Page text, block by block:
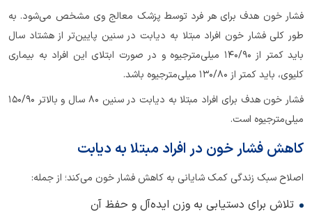
فشار خون هدف برای هر فرد توسط پزشک معالج وی مشخص می‌شود. به
طور کلی فشار خون افراد مبتلا به دیابت در سنین پایین‌تر از هشتاد سال
باید کمتر از 140/90 میلی‌مترجیوه و در صورت ابتلای این افراد به بیماری
کلیوی، باید کمتر از 130/80 میلی‌مترجیوه باشد.
فشار خون هدف برای افراد مبتلا به دیابت در سنین 80 سال و بالاتر 150/90
میلی‌مترجیوه است.
کاهش فشار خون در افراد مبتلا به دیابت
اصلاح سبک زندگی کمک شایانی به کاهش فشار خون می‌کند؛ از جمله:
تلاش برای دستیابی به وزن ایده‌آل و حفظ آن